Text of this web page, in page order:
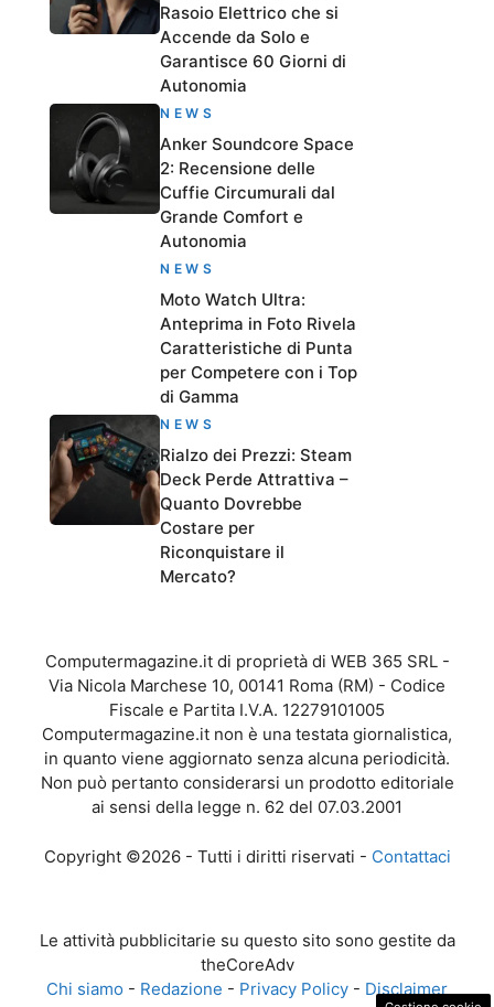
Rasoio Elettrico che si
Accende da Solo e
Garantisce 60 Giorni di
Autonomia
NEWS
Anker Soundcore Space
2: Recensione delle
Cuffie Circumurali dal
Grande Comfort e
Autonomia
NEWS
Moto Watch Ultra:
Anteprima in Foto Rivela
Caratteristiche di Punta
per Competere con i Top
di Gamma
NEWS
Rialzo dei Prezzi: Steam
Deck Perde Attrattiva –
Quanto Dovrebbe
Costare per
Riconquistare il
Mercato?
Computermagazine.it di proprietà di WEB 365 SRL -
Via Nicola Marchese 10, 00141 Roma (RM) - Codice
Fiscale e Partita I.V.A. 12279101005
Computermagazine.it non è una testata giornalistica,
in quanto viene aggiornato senza alcuna periodicità.
Non può pertanto considerarsi un prodotto editoriale
ai sensi della legge n. 62 del 07.03.2001
Copyright ©2026 - Tutti i diritti riservati - Contattaci
Le attività pubblicitarie su questo sito sono gestite da
theCoreAdv
Chi siamo - Redazione - Privacy Policy - Disclaimer